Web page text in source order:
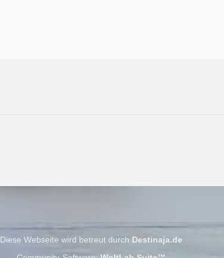
Diese Webseite wird betreut durch Destinaja.de